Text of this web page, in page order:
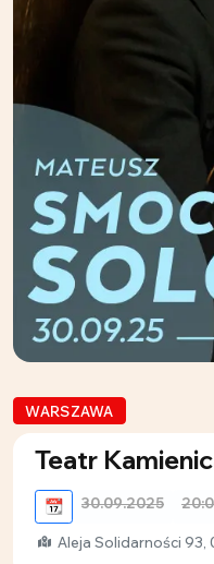
WARSZAWA
Teatr
📆 30.09.2025
Aleja Solidarności 93,